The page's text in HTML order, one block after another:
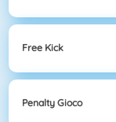
Free Kick
Penalty Gioco